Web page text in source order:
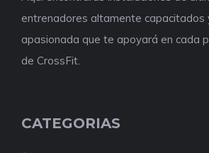
entrenadores altamente capacitados
apasionada que te apoyará en cada
de CrossFit.
CATEGORIAS